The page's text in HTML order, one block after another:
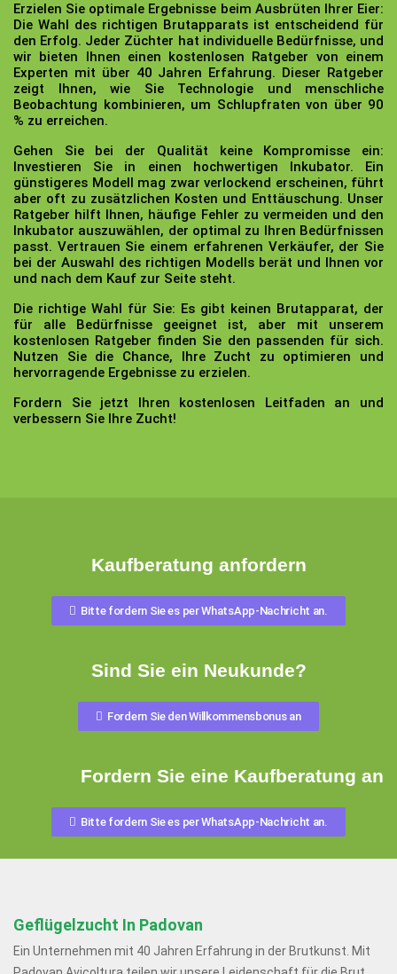
Erzielen Sie optimale Ergebnisse beim Ausbrüten Ihrer Eier:
Die Wahl des richtigen Brutapparats ist entscheidend für
den Erfolg. Jeder Züchter hat individuelle Bedürfnisse, und
wir bieten Ihnen einen kostenlosen Ratgeber von einem
Experten mit über 40 Jahren Erfahrung. Dieser Ratgeber
zeigt Ihnen, wie Sie Technologie und menschliche
Beobachtung kombinieren, um Schlupfraten von über 90
% zu erreichen.
Gehen Sie bei der Qualität keine Kompromisse ein:
Investieren Sie in einen hochwertigen Inkubator. Ein
günstigeres Modell mag zwar verlockend erscheinen, führt
aber oft zu zusätzlichen Kosten und Enttäuschung. Unser
Ratgeber hilft Ihnen, häufige Fehler zu vermeiden und den
Inkubator auszuwählen, der optimal zu Ihren Bedürfnissen
passt. Vertrauen Sie einem erfahrenen Verkäufer, der Sie
bei der Auswahl des richtigen Modells berät und Ihnen vor
und nach dem Kauf zur Seite steht.
Die richtige Wahl für Sie: Es gibt keinen Brutapparat, der
für alle Bedürfnisse geeignet ist, aber mit unserem
kostenlosen Ratgeber finden Sie den passenden für sich.
Nutzen Sie die Chance, Ihre Zucht zu optimieren und
hervorragende Ergebnisse zu erzielen.
Fordern Sie jetzt Ihren kostenlosen Leitfaden an und
verbessern Sie Ihre Zucht!
Kaufberatung anfordern
Bitte fordern Sie es per WhatsApp-Nachricht an.
Sind Sie ein Neukunde?
Fordern Sie den Willkommensbonus an
Fordern Sie eine Kaufberatung an
Bitte fordern Sie es per WhatsApp-Nachricht an.
Geflügelzucht In Padovan
Ein Unternehmen mit 40 Jahren Erfahrung in der Brutkunst. Mit